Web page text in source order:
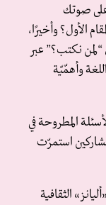
صوتك
الأول؟ وأخيرًا،
نكتب؟” عبر
وأهمّيّة
المطروحة في
استمرّت
«أليانز» الثقافية